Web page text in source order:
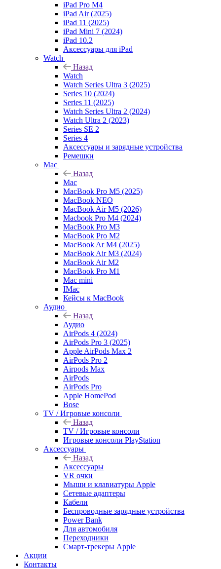
iPad Pro M4
iPad Air (2025)
iPad 11 (2025)
iPad Mini 7 (2024)
iPad 10.2
Аксессуары для iPad
Watch
Назад
Watch
Watch Series Ultra 3 (2025)
Series 10 (2024)
Series 11 (2025)
Watch Series Ultra 2 (2024)
Watch Ultra 2 (2023)
Series SE 2
Series 4
Аксессуары и зарядные устройства
Ремешки
Mac
Назад
Mac
MacBook Pro M5 (2025)
MacBook NEO
MacBook Air M5 (2026)
Macbook Pro M4 (2024)
MacBook Pro M3
MacBook Pro M2
MacBook Ar M4 (2025)
MacBook Air M3 (2024)
MacBook Air M2
MacBook Pro M1
Mac mini
IMac
Кейсы к MacBook
Аудио
Назад
Аудио
AirPods 4 (2024)
AirPods Pro 3 (2025)
Apple AirPods Max 2
AirPods Pro 2
Airpods Max
AirPods
AirPods Pro
Apple HomePod
Bose
TV / Игровые консоли
Назад
TV / Игровые консоли
Игровые консоли PlayStation
Аксессуары
Назад
Аксессуары
VR очки
Мыши и клавиатуры Apple
Сетевые адаптеры
Кабели
Беспроводные зарядные устройства
Power Bank
Для автомобиля
Переходники
Смарт-трекеры Apple
Акции
Контакты